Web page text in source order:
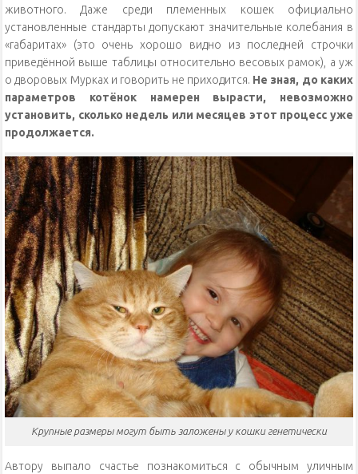
животного. Даже среди племенных кошек официально
установленные стандарты допускают значительные колебания в
«габаритах» (это очень хорошо видно из последней строчки
приведённой выше таблицы относительно весовых рамок), а уж
о дворовых Мурках и говорить не приходится. Не зная, до каких
параметров котёнок намерен вырасти, невозможно
установить, сколько недель или месяцев этот процесс уже
продолжается.
Крупные размеры могут быть заложены у кошки генетически
Автору выпало счастье познакомиться с обычным уличным